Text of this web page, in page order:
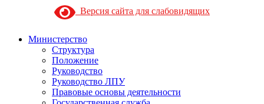
Версия сайта для слабовидящих
Министерство
Структура
Положение
Руководство
Руководство ЛПУ
Правовые основы деятельности